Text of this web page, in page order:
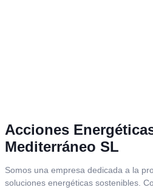
Acciones
Mediterráneo SL
Somos una empresa dedicada a la
soluciones energéticas sostenibles.